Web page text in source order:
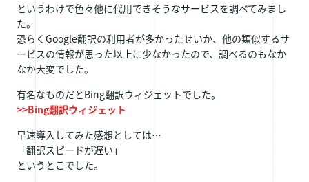
というわけで色々他に代用できそうなサービスを調べてみまし
た。
恐らくGoogle翻訳の利用者が多かったせいか、他の類似するサ
ービスの情報が思った以上に少なかったので、調べるのもなか
なか大変でした。
有名なものだとBing翻訳ウィジェットでした。
>>Bing翻訳ウィジェット
早速導入してみた感想としては…
「翻訳スピードが遅い」
というとこでした。